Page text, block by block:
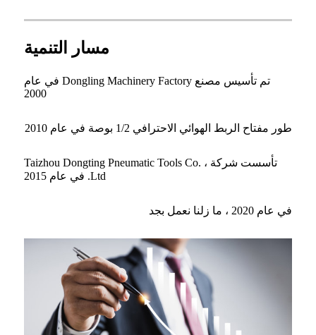
مسار التنمية
تم تأسيس مصنع Dongling Machinery Factory في عام
2000
طور مفتاح الربط الهوائي الاحترافي 1/2 بوصة في عام 2010
تأسست شركة Taizhou Dongting Pneumatic Tools Co. ،
Ltd. في عام 2015
في عام 2020 ، ما زلنا نعمل بجد